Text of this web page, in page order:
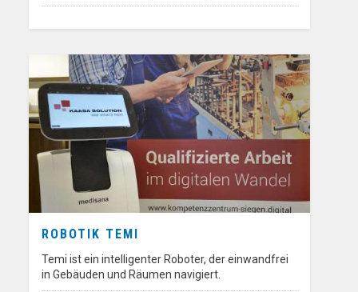
ROBOTIK TEMI
Temi ist ein intelligenter Roboter, der einwandfrei
in Gebäuden und Räumen navigiert.